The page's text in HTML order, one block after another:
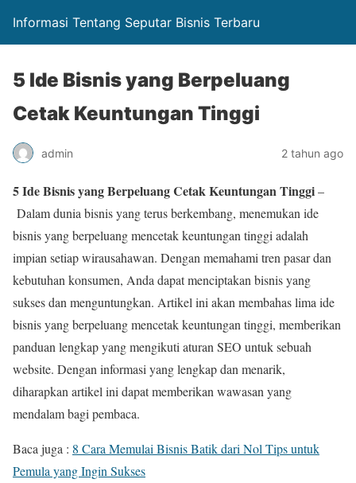
Informasi Tentang Seputar Bisnis Terbaru
5 Ide Bisnis yang Berpeluang
Cetak Keuntungan Tinggi
admin 2 tahun ago
5 Ide Bisnis yang Berpeluang Cetak Keuntungan Tinggi–
Dalam dunia bisnis yang terus berkembang, menemukan ide
bisnis yang berpeluang mencetak keuntungan tinggi adalah
impian setiap wirausahawan. Dengan memahami tren pasar dan
kebutuhan konsumen, Anda dapat menciptakan bisnis yang
sukses dan menguntungkan. Artikel ini akan membahas lima ide
bisnis yang berpeluang mencetak keuntungan tinggi, memberikan
panduan lengkap yang mengikuti aturan SEO untuk sebuah
website. Dengan informasi yang lengkap dan menarik,
diharapkan artikel ini dapat memberikan wawasan yang
mendalam bagi pembaca.
Baca juga : 8 Cara Memulai Bisnis Batik dari Nol Tips untuk
Pemula yang Ingin Sukses